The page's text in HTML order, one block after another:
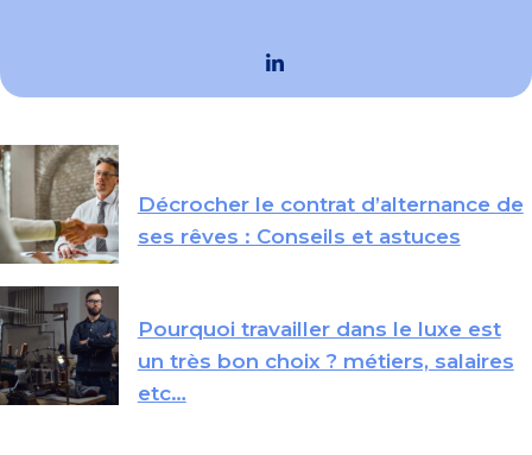
Décrocher le contrat d’alternance de
ses rêves : Conseils et astuces
Pourquoi travailler dans le luxe est
un très bon choix ? métiers, salaires
etc…